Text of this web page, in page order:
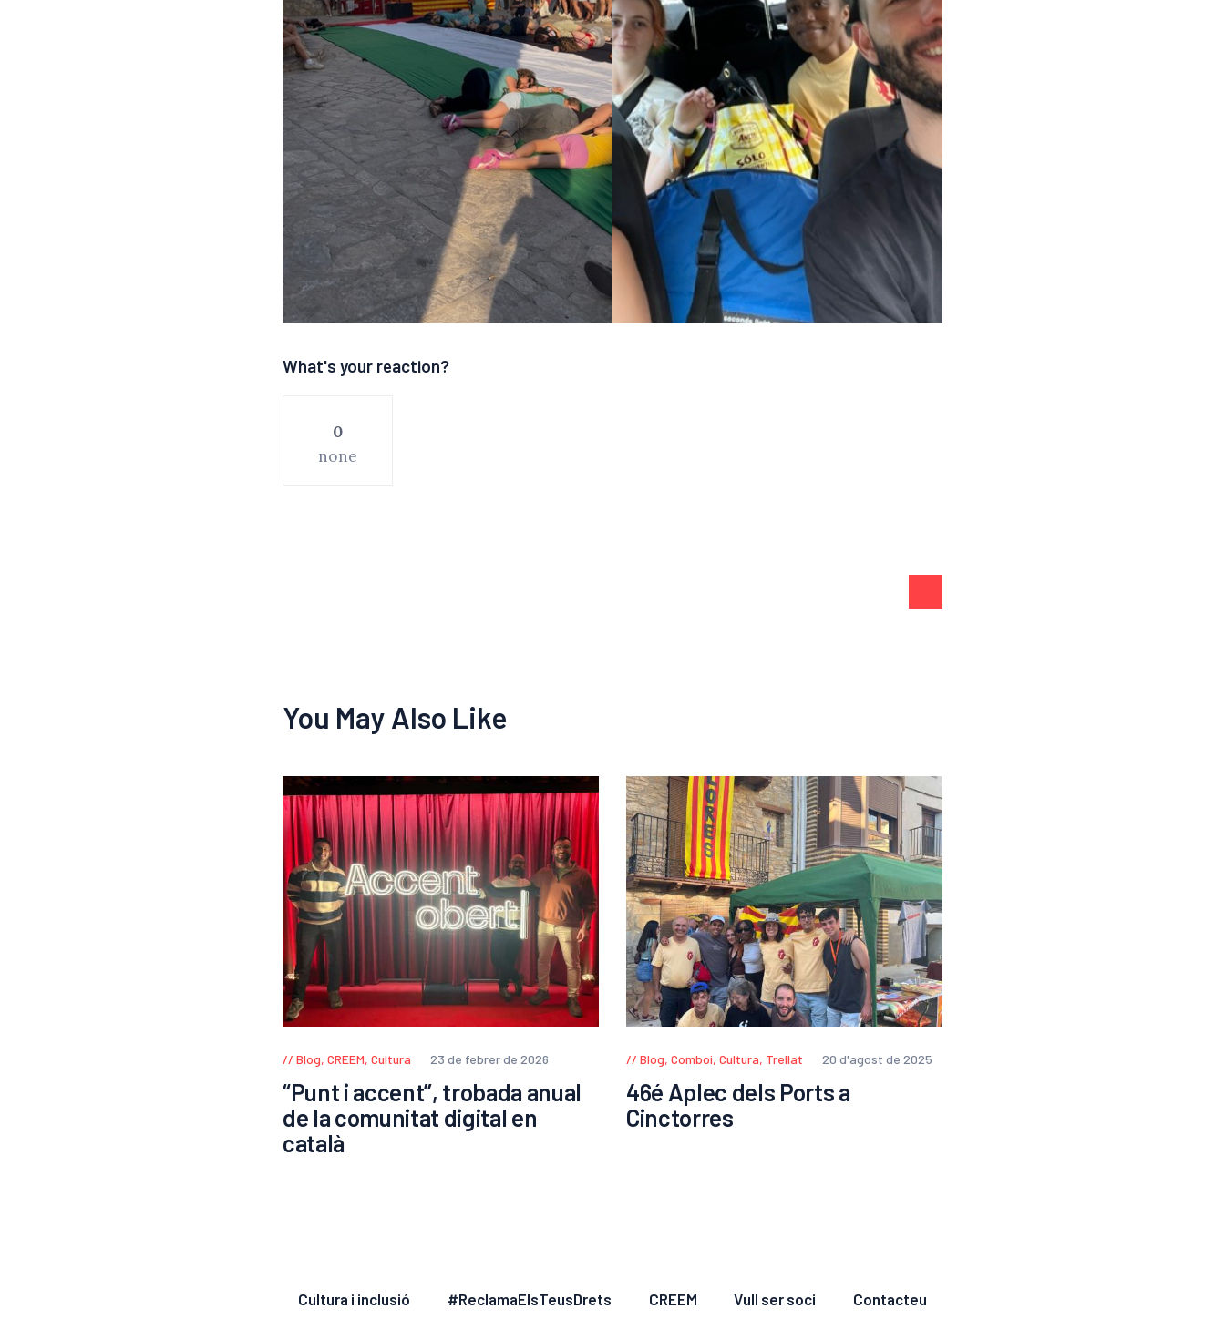
What's your reaction?
0
none
You May Also Like
Blog,CREEM,Cultura 23 de febrer de 2026
“Punt i accent”, trobada anual
de la comunitat digital en
català
Blog, Comboi, Cultura, Trellat 20 d'agost de 2025
46é Aplec dels Ports a
Cinctorres
Cultura i inclusió #ReclamaElsTeusDrets CREEM Vull ser soci Contacteu